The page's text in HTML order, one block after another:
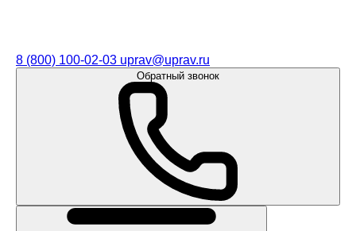
8 (800) 100-02-03 uprav@uprav.ru
Обратный звонок